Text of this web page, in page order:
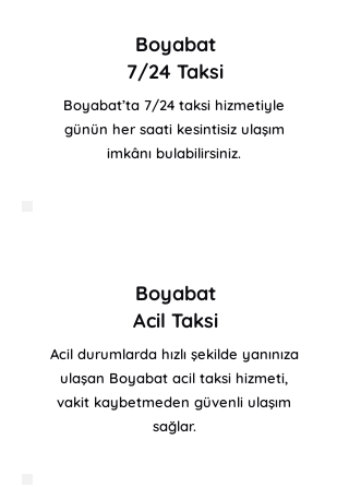
Boyabat
7/24 Taksi
Boyabat’ta 7/24 taksi hizmetiyle
günün her saati kesintisiz ulaşım
imkânı bulabilirsiniz.
Boyabat
Acil Taksi
Acil durumlarda hızlı şekilde yanınıza
ulaşan Boyabat acil taksi hizmeti,
vakit kaybetmeden güvenli ulaşım
sağlar.